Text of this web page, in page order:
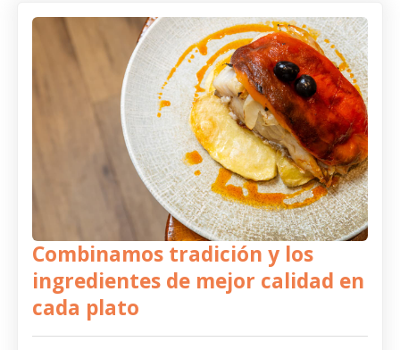
Combinamos tradición y los
ingredientes de mejor calidad en
cada plato